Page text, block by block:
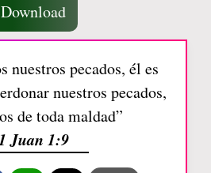
Download
nuestros pecados, él es
nuestros pecados,
de toda maldad”
Juan 1:9